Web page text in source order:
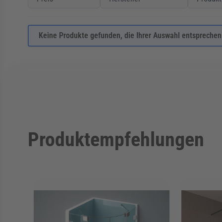
Keine Produkte gefunden, die Ihrer Auswahl
Produktempfehlungen